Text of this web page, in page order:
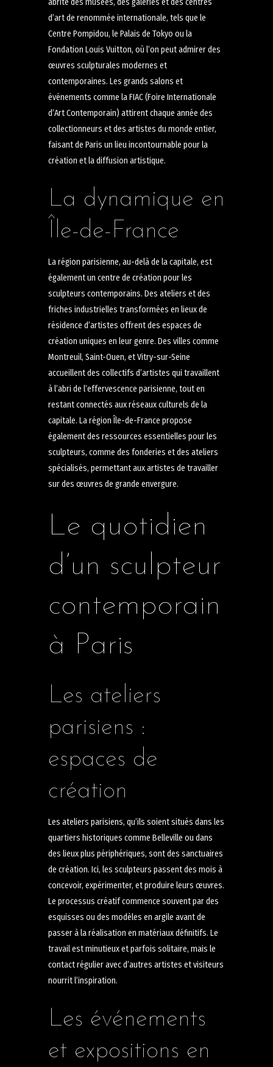
abrite des musées, des galeries et des centres
d’art de renommée internationale, tels que le
Centre Pompidou, le Palais de Tokyo ou la
Fondation Louis Vuitton, où l’on peut admirer des
œuvres sculpturales modernes et
contemporaines. Les grands salons et
événements comme la FIAC (Foire Internationale
d’Art Contemporain) attirent chaque année des
collectionneurs et des artistes du monde entier,
faisant de Paris un lieu incontournable pour la
création et la diffusion artistique.
La dynamique en
Île-de-France
La région parisienne, au-delà de la capitale, est
également un centre de création pour les
sculpteurs contemporains. Des ateliers et des
friches industrielles transformées en lieux de
résidence d’artistes offrent des espaces de
création uniques en leur genre. Des villes comme
Montreuil, Saint-Ouen, et Vitry-sur-Seine
accueillent des collectifs d’artistes qui travaillent
à l’abri de l’effervescence parisienne, tout en
restant connectés aux réseaux culturels de la
capitale. La région Île-de-France propose
également des ressources essentielles pour les
sculpteurs, comme des fonderies et des ateliers
spécialisés, permettant aux artistes de travailler
sur des œuvres de grande envergure.
Le quotidien
d’un sculpteur
contemporain
à Paris
Les ateliers
parisiens :
espaces de
création
Les ateliers parisiens, qu’ils soient situés dans les
quartiers historiques comme Belleville ou dans
des lieux plus périphériques, sont des sanctuaires
de création. Ici, les sculpteurs passent des mois à
concevoir, expérimenter, et produire leurs œuvres.
Le processus créatif commence souvent par des
esquisses ou des modèles en argile avant de
passer à la réalisation en matériaux définitifs. Le
travail est minutieux et parfois solitaire, mais le
contact régulier avec d’autres artistes et visiteurs
nourrit l’inspiration.
Les événements
et expositions en